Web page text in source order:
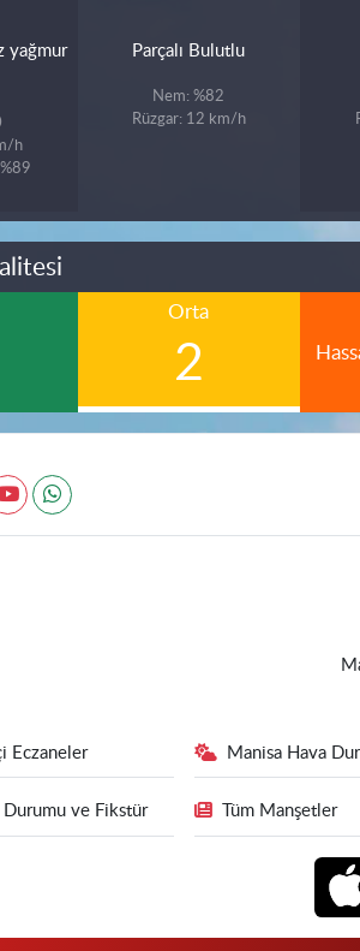
yağmur
h
%89
Parçalı Bulutlu
Nem: %82
Rüzgar: 12 km/h
Orta
2
Eczaneler Manisa Hava
Durumu ve Fikstür Tüm Manşetler